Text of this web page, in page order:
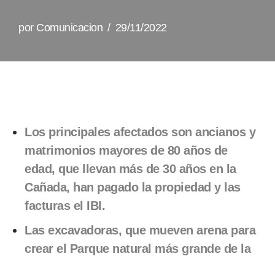
por Comunicacion 29/11/2022
Los principales afectados son ancianos y
matrimonios mayores de 80 años de
edad, que llevan más de 30 años en la
Cañada, han pagado la propiedad y las
facturas el IBI.
Las excavadoras, que mueven arena para
crear el Parque natural más grande de la